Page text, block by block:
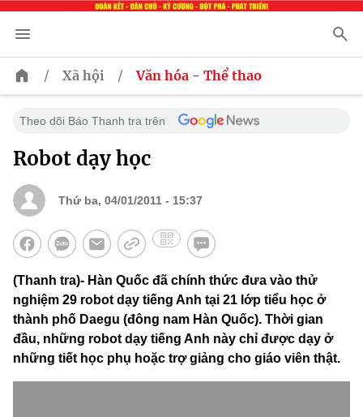
/ Xã hội / Văn hóa - Thể thao
Theo dõi Báo Thanh tra trên
Robot dạy học
Thứ ba, 04/01/2011 - 15:37
(Thanh tra)- Hàn Quốc đã chính thức đưa vào thử
nghiệm 29 robot dạy tiếng Anh tại 21 lớp tiểu học ở
thành phố Daegu (đông nam Hàn Quốc). Thời gian
đầu, những robot dạy tiếng Anh này chỉ được dạy ở
những tiết học phụ hoặc trợ giảng cho giáo viên thật.